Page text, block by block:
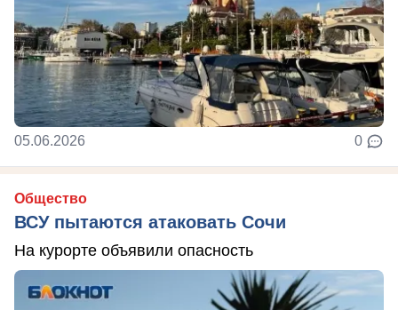
05.06.2026 0
Общество
ВСУ пытаются атаковать Сочи
На курорте объявили опасность